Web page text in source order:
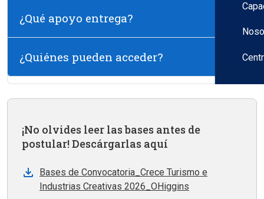
¿Qué apoyo entrega?
¿Quiénes pueden acceder?
¡No olvides leer las bases antes de
postular! Descárgarlas aquí
Bases de Convocatoria_Crece Turismo e
Industrias Creativas 2026_OHiggins